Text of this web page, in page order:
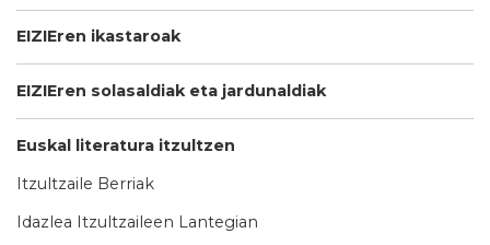
EIZIEren ikastaroak
EIZIEren solasaldiak eta jardunaldiak
Euskal literatura itzultzen
Itzultzaile Berriak
Idazlea Itzultzaileen Lantegian